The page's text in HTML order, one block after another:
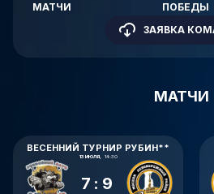
МАТЧИ ПОБЕДЫ
ЗАЯВКА
МАТЧИ
ВЕСЕННИЙ ТУРНИР РУБИН**
13 ИЮЛЯ, 14:30
7:9